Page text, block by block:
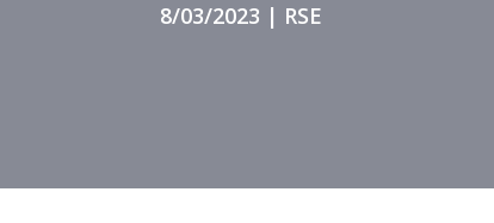
8/03/2023 | RSE